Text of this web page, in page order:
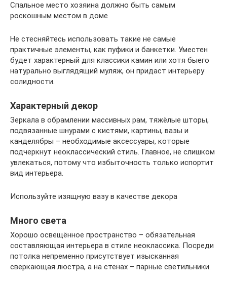
Спальное место хозяина должно быть самым
роскошным местом в доме
Не стесняйтесь использовать такие не самые
практичные элементы, как пуфики и банкетки. Уместен
будет характерный для классики камин или хотя быего
натурально выглядящий муляж, он придаст интерьеру
солидности.
Характерный декор
Зеркала в обрамлении массивных рам, тяжёлые шторы,
подвязанные шнурами с кистями, картины, вазы и
канделябры – необходимые аксессуары, которые
подчеркнут неоклассический стиль. Главное, не слишком
увлекаться, потому что избыточность только испортит
вид интерьера.
Используйте изящную вазу в качестве декора
Много света
Хорошо освещённое пространство – обязательная
составляющая интерьера в стиле неоклассика. Посреди
потолка непременно присутствует изысканная
сверкающая люстра, а на стенах – парные светильники.